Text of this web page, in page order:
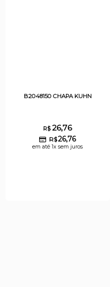
B2048150 CHAPA KUHN
R$26,76
R$26,76
em até 1x sem juros